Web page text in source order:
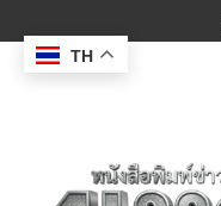
to
content
TH